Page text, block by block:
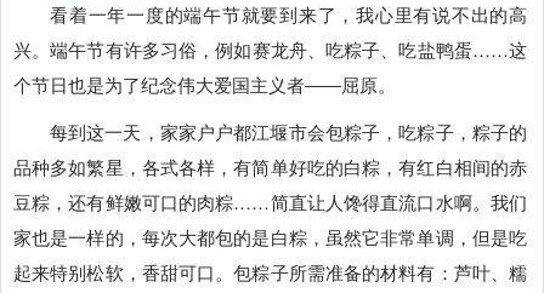
看着一年一度的端午节就要到来了，我心里有说不出的高
兴。端午节有许多习俗，例如赛龙舟、吃粽子、吃盐鸭蛋……这
个节日也是为了纪念伟大爱国主义者――屈原。
每到这一天，家家户户都江堰市会包粽子，吃粽子，粽子的
品种多如繁星，各式各样，有简单好吃的白粽，有红白相间的赤
豆粽，还有鲜嫩可口的肉粽……简直让人馋得直流口水啊。我们
家也是一样的，每次大都包的是白粽，虽然它非常单调，但是吃
起来特别松软，香甜可口。包粽子所需准备的材料有：芦叶、糯